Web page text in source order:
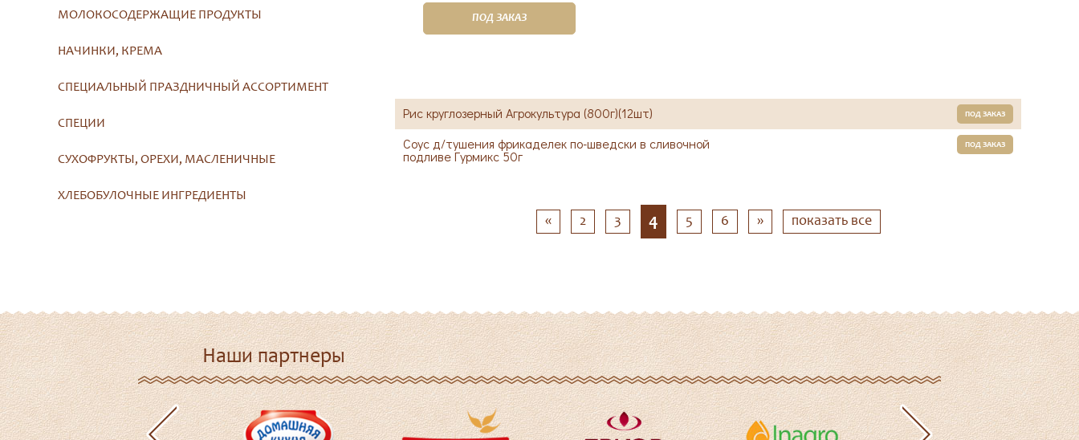
МОЛОКОСОДЕРЖАЩИЕ ПРОДУКТЫ
НАЧИНКИ, КРЕМА
СПЕЦИАЛЬНЫЙ ПРАЗДНИЧНЫЙ АССОРТИМЕНТ
СПЕЦИИ
СУХОФРУКТЫ, ОРЕХИ, МАСЛЕНИЧНЫЕ
ХЛЕБОБУЛОЧНЫЕ ИНГРЕДИЕНТЫ
ПОД ЗАКАЗ
Рис круглозерный Агрокультура (800г)(12шт) ПОД ЗАКАЗ
Соус д/тушения фрикаделек по-шведски в сливочной
подливе Гурмикс 50г
ПОД ЗАКАЗ
« 2 3 4 5 6 » показать все
Наши партнеры